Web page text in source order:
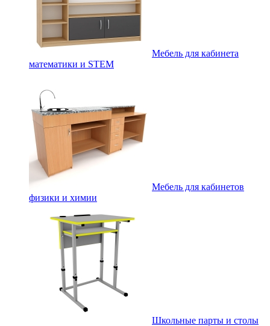
Мебель для кабинета
математики и STEM
Мебель для кабинетов
физики и химии
Школьные парты и столы